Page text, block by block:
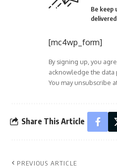
Be keep
[mc4wp_form]
By signing up, you
acknowledge the data
You may unsubscribe
Share This Article
PREVIOUS ARTICLE